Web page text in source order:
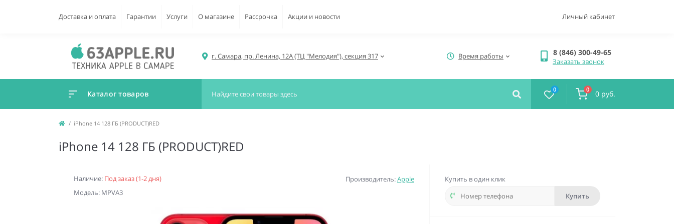
Доставка и оплата Гарантии Услуги О магазине Рассрочка Акции и новости Личный кабинет
г. Самара, пр. Ленина, 12А (ТЦ "Мелодия"), секция 317 Время работы 8 (846) 300-49-65
Заказать звонок
Каталог товаров 0 0 0 руб.
iPhone 14 128 ГБ (PRODUCT)RED
iPhone 14 128 ГБ (PRODUCT)RED
Наличие: Под заказ (1-2 дня)
Модель: MPVA3
Производитель:Apple
Купить в один клик
Купить